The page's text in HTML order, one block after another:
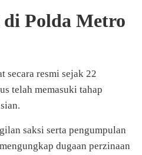
Polda Metro
secara resmi sejak 22
telah memasuki tahap
saksi serta pengumpulan
dugaan perzinaan